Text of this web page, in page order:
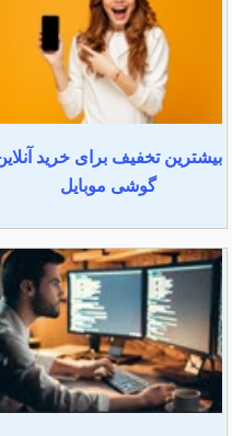
بیشترین تخفیف برای خرید
گوشی موبایل